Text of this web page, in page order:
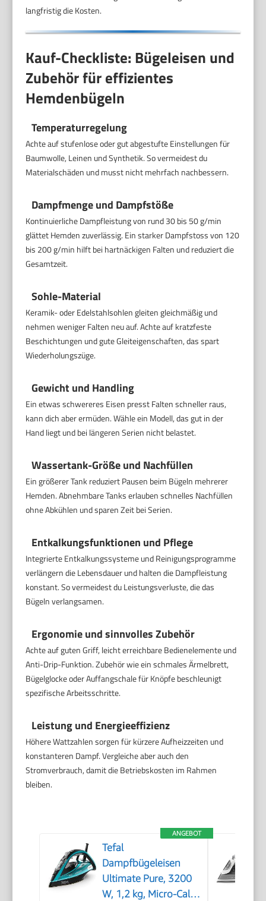
langfristig die Kosten.
Kauf-Checkliste: Bügeleisen und
Zubehör für effizientes
Hemdenbügeln
Temperaturregelung
Achte auf stufenlose oder gut abgestufte Einstellungen für
Baumwolle, Leinen und Synthetik. So vermeidest du
Materialschäden und musst nicht mehrfach nachbessern.
Dampfmenge und Dampfstöße
Kontinuierliche Dampfleistung von rund 30 bis 50 g/min
glättet Hemden zuverlässig. Ein starker Dampfstoss von 120
bis 200 g/min hilft bei hartnäckigen Falten und reduziert die
Gesamtzeit.
Sohle-Material
Keramik- oder Edelstahlsohlen gleiten gleichmäßig und
nehmen weniger Falten neu auf. Achte auf kratzfeste
Beschichtungen und gute Gleiteigenschaften, das spart
Wiederholungszüge.
Gewicht und Handling
Ein etwas schwereres Eisen presst Falten schneller raus,
kann dich aber ermüden. Wähle ein Modell, das gut in der
Hand liegt und bei längeren Serien nicht belastet.
Wassertank-Größe und Nachfüllen
Ein größerer Tank reduziert Pausen beim Bügeln mehrerer
Hemden. Abnehmbare Tanks erlauben schnelles Nachfüllen
ohne Abkühlen und sparen Zeit bei Serien.
Entkalkungsfunktionen und Pflege
Integrierte Entkalkungssysteme und Reinigungsprogramme
verlängern die Lebensdauer und halten die Dampfleistung
konstant. So vermeidest du Leistungsverluste, die das
Bügeln verlangsamen.
Ergonomie und sinnvolles Zubehör
Achte auf guten Griff, leicht erreichbare Bedienelemente und
Anti-Drip-Funktion. Zubehör wie ein schmales Ärmelbrett,
Bügelglocke oder Auffangschale für Knöpfe beschleunigt
spezifische Arbeitsschritte.
Leistung und Energieeffizienz
Höhere Wattzahlen sorgen für kürzere Aufheizzeiten und
konstanteren Dampf. Vergleiche aber auch den
Stromverbrauch, damit die Betriebskosten im Rahmen
bleiben.
ANGEBOT
Tefal
Dampfbügeleisen
Ultimate Pure, 3200
W, 1,2 kg, Micro-Calc-